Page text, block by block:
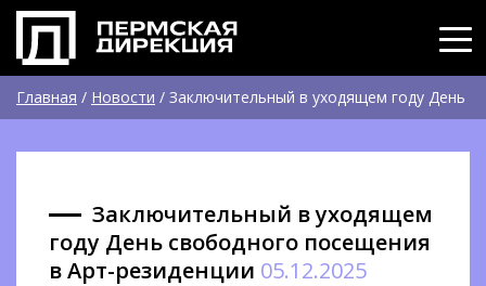
Главная / Новости / Заключительный в уходящем году День
Заключительный в уходящем
году День свободного посещения
в Арт-резиденции 05.12.2025